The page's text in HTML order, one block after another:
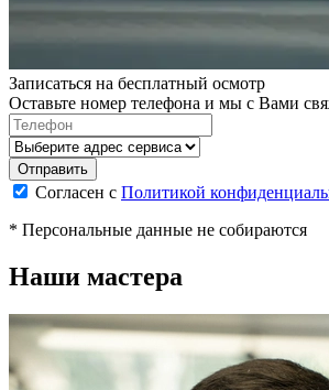
Записаться на бесплатный осмотр
Оставьте номер телефона и мы с Вами
Согласен с Политикой
* Персональные данные не собираются
Наши мастера